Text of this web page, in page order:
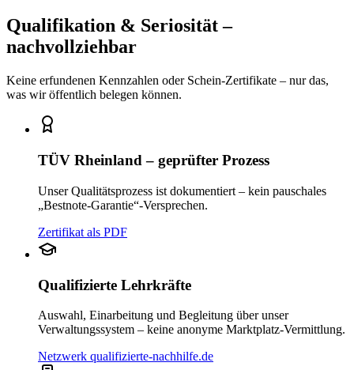
Qualifikation & Seriosität –
nachvollziehbar
Keine erfundenen Kennzahlen oder Schein-Zertifikate – nur das,
was wir öffentlich belegen können.
TÜV Rheinland – geprüfter Prozess
Unser Qualitätsprozess ist dokumentiert – kein pauschales
„Bestnote-Garantie“-Versprechen.
Zertifikat als PDF
Qualifizierte Lehrkräfte
Auswahl, Einarbeitung und Begleitung über unser
Verwaltungssystem – keine anonyme Marktplatz-Vermittlung.
Netzwerk qualifizierte-nachhilfe.de